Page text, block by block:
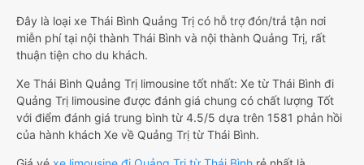
Đây là loại xe Thái Bình Quảng Trị có hỗ trợ đón/trả tận nơi
miễn phí tại nội thành Thái Bình và nội thành Quảng Trị, rất
thuận tiện cho du khách.
Xe Thái Bình Quảng Trị limousine tốt nhất: Xe từ Thái Bình đi
Quảng Trị limousine được đánh giá chung có chất lượng Tốt
với điểm đánh giá trung bình từ 4.5/5 dựa trên 1581 phản hồi
của hành khách Xe về Quảng Trị từ Thái Bình.